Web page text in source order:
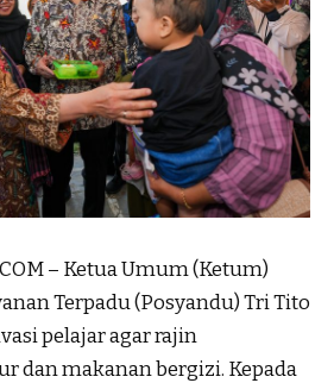
– Ketua Umum (Ketum)
Terpadu (Posyandu) Tri Tito
pelajar agar rajin
dan makanan bergizi. Kepada